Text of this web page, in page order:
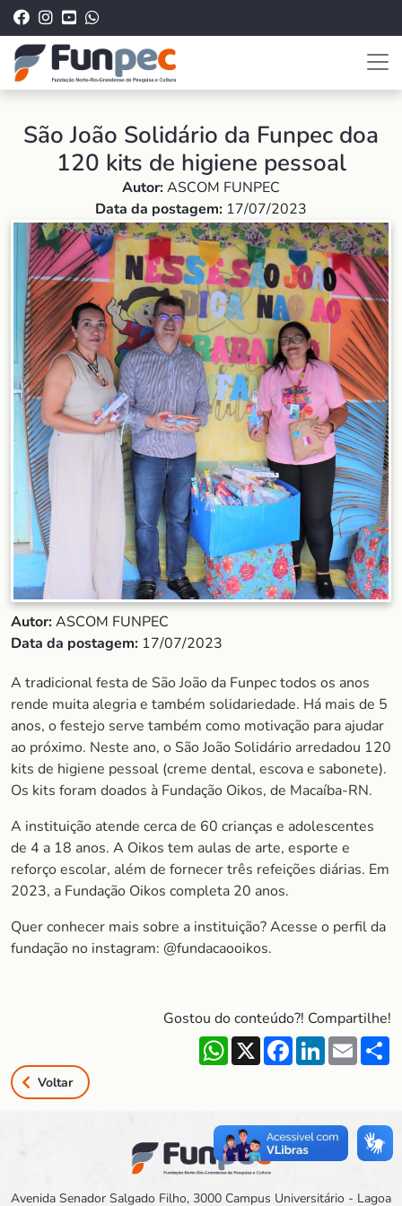
São João Solidário da Funpec doa
120 kits de higiene pessoal
Autor:ASCOM FUNPEC
Data da postagem: 17/07/2023
Autor:ASCOM FUNPEC
Data da postagem: 17/07/2023
A tradicional festa de São João da Funpec todos os anos
rende muita alegria e também solidariedade. Há mais de 5
anos, o festejo serve também como motivação para ajudar
ao próximo. Neste ano, o São João Solidário arredadou 120
kits de higiene pessoal (creme dental, escova e sabonete).
Os kits foram doados à Fundação Oikos, de Macaíba-RN.
A instituição atende cerca de 60 crianças e adolescentes
de 4 a 18 anos. A Oikos tem aulas de arte, esporte e
reforço escolar, além de fornecer três refeições diárias. Em
2023, a Fundação Oikos completa 20 anos.
Quer conhecer mais sobre a instituição? Acesse o perfil da
fundação no instagram: @fundacaooikos.
Gostou do conteúdo?! Compartilhe!
WhatsApp
X FacebookLinkedIn
Email
Voltar
Avenida Senador Salgado Filho, 3000 Campus Universitário - Lagoa